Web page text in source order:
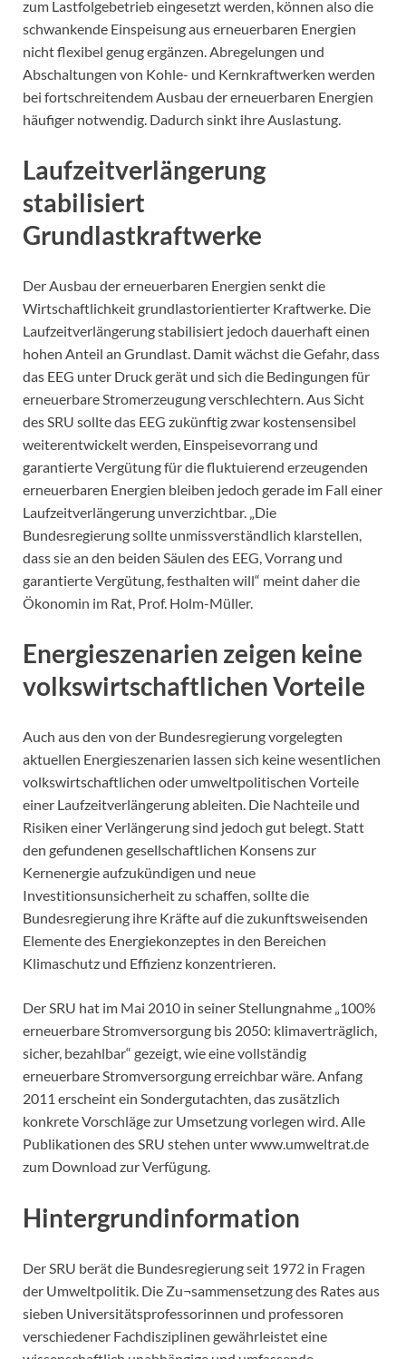
zum Lastfolgebetrieb eingesetzt werden, können also die
schwankende Einspeisung aus erneuerbaren Energien
nicht flexibel genug ergänzen. Abregelungen und
Abschaltungen von Kohle- und Kernkraftwerken werden
bei fortschreitendem Ausbau der erneuerbaren Energien
häufiger notwendig. Dadurch sinkt ihre Auslastung.
Laufzeitverlängerung
stabilisiert
Grundlastkraftwerke
Der Ausbau der erneuerbaren Energien senkt die
Wirtschaftlichkeit grundlastorientierter Kraftwerke. Die
Laufzeitverlängerung stabilisiert jedoch dauerhaft einen
hohen Anteil an Grundlast. Damit wächst die Gefahr, dass
das EEG unter Druck gerät und sich die Bedingungen für
erneuerbare Stromerzeugung verschlechtern. Aus Sicht
des SRU sollte das EEG zukünftig zwar kostensensibel
weiterentwickelt werden, Einspeisevorrang und
garantierte Vergütung für die fluktuierend erzeugenden
erneuerbaren Energien bleiben jedoch gerade im Fall einer
Laufzeitverlängerung unverzichtbar. „Die
Bundesregierung sollte unmissverständlich klarstellen,
dass sie an den beiden Säulen des EEG, Vorrang und
garantierte Vergütung, festhalten will“ meint daher die
Ökonomin im Rat, Prof. Holm-Müller.
Energieszenarien zeigen keine
volkswirtschaftlichen Vorteile
Auch aus den von der Bundesregierung vorgelegten
aktuellen Energieszenarien lassen sich keine wesentlichen
volkswirtschaftlichen oder umweltpolitischen Vorteile
einer Laufzeitverlängerung ableiten. Die Nachteile und
Risiken einer Verlängerung sind jedoch gut belegt. Statt
den gefundenen gesellschaftlichen Konsens zur
Kernenergie aufzukündigen und neue
Investitionsunsicherheit zu schaffen, sollte die
Bundesregierung ihre Kräfte auf die zukunftsweisenden
Elemente des Energiekonzeptes in den Bereichen
Klimaschutz und Effizienz konzentrieren.
Der SRU hat im Mai 2010 in seiner Stellungnahme „100%
erneuerbare Stromversorgung bis 2050: klimaverträglich,
sicher, bezahlbar“ gezeigt, wie eine vollständig
erneuerbare Stromversorgung erreichbar wäre. Anfang
2011 erscheint ein Sondergutachten, das zusätzlich
konkrete Vorschläge zur Umsetzung vorlegen wird. Alle
Publikationen des SRU stehen unter www.umweltrat.de
zum Download zur Verfügung.
Hintergrundinformation
Der SRU berät die Bundesregierung seit 1972 in Fragen
der Umweltpolitik. Die Zu¬sammensetzung des Rates aus
sieben Universitätsprofessorinnen und professoren
verschiedener Fachdisziplinen gewährleistet eine